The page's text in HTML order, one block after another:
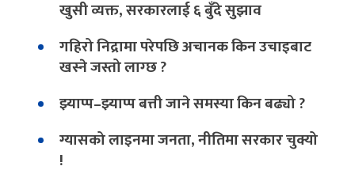
खुसी व्यक्त, सरकारलाई ६ बुँदे सुझाव
गहिरो निद्रामा परेपछि अचानक किन उचाइबाट
खस्ने जस्तो लाग्छ ?
झ्याप्प–झ्याप्प बत्ती जाने समस्या किन बढ्यो ?
ग्यासको लाइनमा जनता, नीतिमा सरकार चुक्यो
!